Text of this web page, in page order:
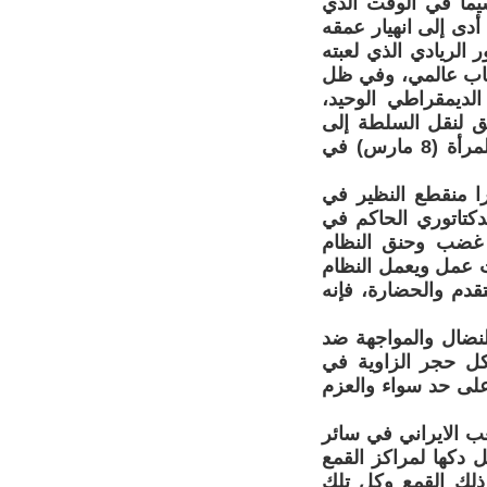
إلى انهيار عمقه
الذي لعبته
عالمي، وفي ظل
الوحيد،
لنقل السلطة إلى
الشعب الإيراني، فقد تمت الدعوة للمشارکة في مظاهرة اليوم العالمي للمرأة (8 مارس) في
منقطع النظير في
الحاکم في
غضب وحنق النظام
عمل ويعمل النظام
والحضارة، فإنه
منطلقا للنضال والمواجهة ضد
حجر الزاوية في
على حد سواء والعزم
الايراني في سائر
دکها لمراکز القمع
القمع وکل تلك